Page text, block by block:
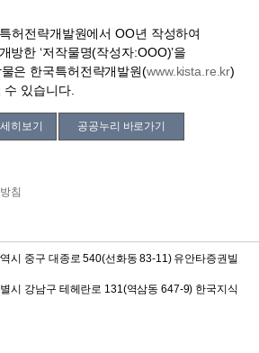
허전략개발원에서 OO년 작성하여
방한 ‘저작물명(작성자:OOO)’을
은 한국특허전략개발원(www.kista.re.kr)
있습니다.
히보기 공공누리 바로가기
침
시 중구 대종로 540(선화동 83-11) 유안타증권빌
시 강남구 테헤란로 131(역삼동 647-9) 한국지식